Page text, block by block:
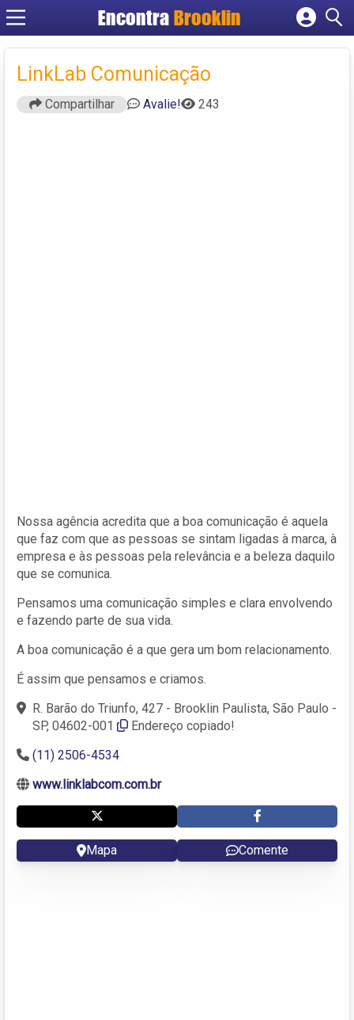
Encontra Brooklin
Cadastrar empresa
Fazer login
Criar conta
LinkLab Comunicação
Compartilhar Avalie! 243
Nossa agência acredita que a boa comunicação é aquela
que faz com que as pessoas se sintam ligadas à marca, à
empresa e às pessoas pela relevância e a beleza daquilo
que se comunica.
Pensamos uma comunicação simples e clara envolvendo
e fazendo parte de sua vida.
A boa comunicação é a que gera um bom relacionamento.
É assim que pensamos e criamos.
R. Barão do Triunfo, 427 - Brooklin Paulista, São Paulo -
SP, 04602-001
Endereço copiado!
(11) 2506-4534
www.linklabcom.com.br
Mapa Comente